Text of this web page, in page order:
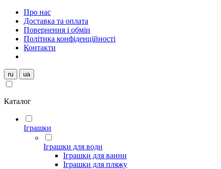
Про нас
Доставка та оплата
Повернення і обмін
Політика конфіденційності
Контакти
ru ua
Каталог
Іграшки
Іграшки для води
Іграшки для ванни
Іграшки для пляжу